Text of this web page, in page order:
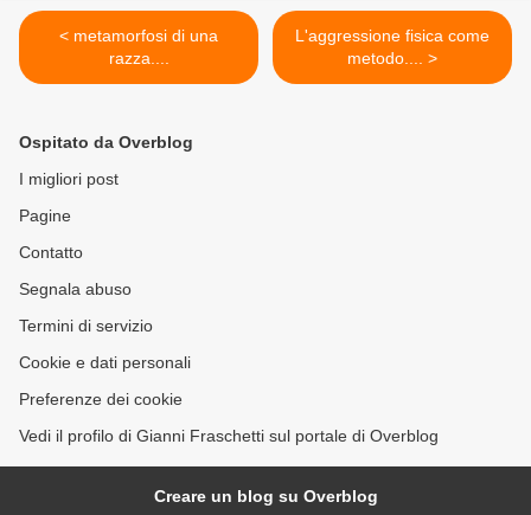
< metamorfosi di una
razza....
L'aggressione fisica come
metodo.... >
Ospitato da Overblog
I migliori post
Pagine
Contatto
Segnala abuso
Termini di servizio
Cookie e dati personali
Preferenze dei cookie
Vedi il profilo di Gianni Fraschetti sul portale di Overblog
Creare un blog su Overblog